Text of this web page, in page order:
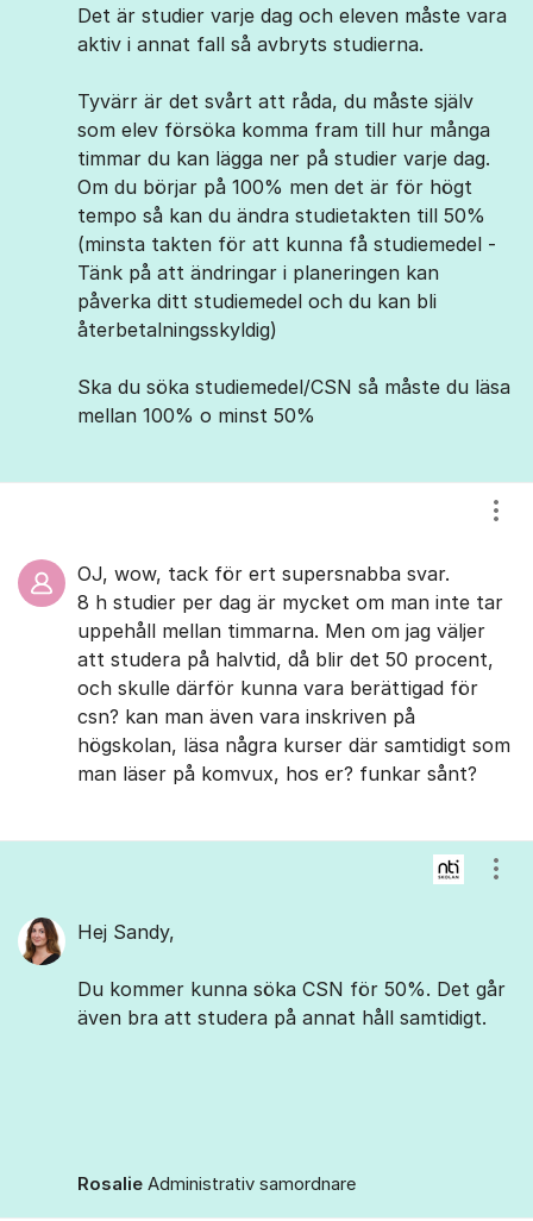
Det är studier varje dag och eleven måste vara
aktiv i annat fall så avbryts studierna.
Tyvärr är det svårt att råda, du måste själv
som elev försöka komma fram till hur många
timmar du kan lägga ner på studier varje dag.
Om du börjar på 100% men det är för högt
tempo så kan du ändra studietakten till 50%
(minsta takten för att kunna få studiemedel -
Tänk på att ändringar i planeringen kan
påverka ditt studiemedel och du kan bli
återbetalningsskyldig)
Ska du söka studiemedel/CSN så måste du läsa
mellan 100% o minst 50%
OJ, wow, tack för ert supersnabba svar.
8 h studier per dag är mycket om man inte tar
uppehåll mellan timmarna. Men om jag väljer
att studera på halvtid, då blir det 50 procent,
och skulle därför kunna vara berättigad för
csn? kan man även vara inskriven på
högskolan, läsa några kurser där samtidigt som
man läser på komvux, hos er? funkar sånt?
Hej Sandy,
Du kommer kunna söka CSN för 50%. Det går
även bra att studera på annat håll samtidigt.
Rosalie Administrativ samordnare